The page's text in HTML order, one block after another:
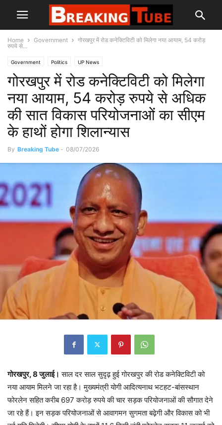
Home Government
गोरखपुर में रोड कनेक्टिविटी को मिलेगा नया आयाम, 54 करोड़
रुपये से...
Government Politics UP News
गोरखपुर में रोड कनेक्टिविटी को मिलेगा
नया आयाम, 54 करोड़ रुपये से अधिक
की सात विकास परियोजनाओं का सीएम
के हाथों होगा शिलान्यास
By Breaking Tube - 08/07/2026
गोरखपुर, 8 जुलाई। साल दर साल सुदृढ़ हुई गोरखपुर की रोड कनेक्टिविटी को
नया आयाम मिलने जा रहा है। मुख्यमंत्री योगी आदित्यनाथ भटहट-बांसस्थान
फोरलेन सहित करीब 697 करोड़ रुपये की चार सड़क परियोजनाओं की सौगात देने
जा रहे हैं। इन सड़क परियोजनाओं से आवागमन सुगमता बढ़ेगी और विकास को भी